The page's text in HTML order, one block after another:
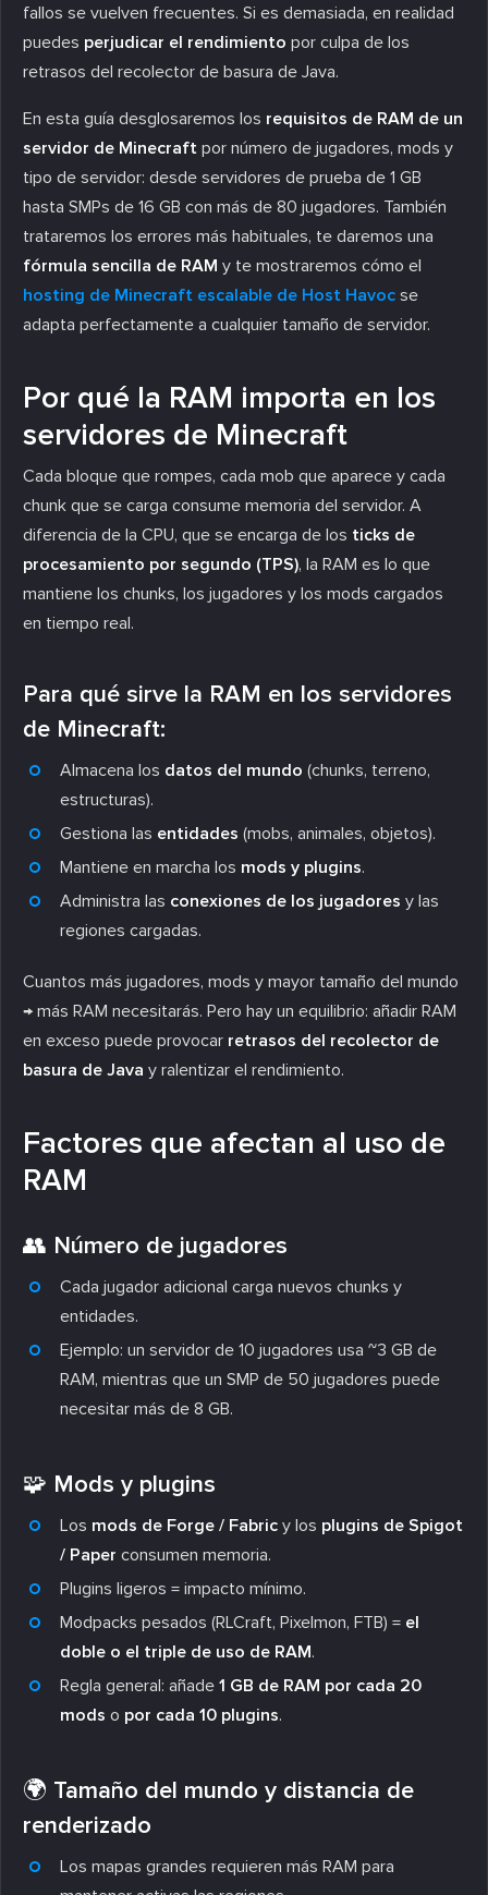
fallos se vuelven frecuentes. Si es demasiada, en realidad
puedes perjudicar el rendimiento por culpa de los
retrasos del recolector de basura de Java.
En esta guía desglosaremos los requisitos de RAM de un
servidor de Minecraft por número de jugadores, mods y
tipo de servidor: desde servidores de prueba de 1 GB
hasta SMPs de 16 GB con más de 80 jugadores. También
trataremos los errores más habituales, te daremos una
fórmula sencilla de RAM y te mostraremos cómo el
hosting de Minecraft escalable de Host Havoc se
adapta perfectamente a cualquier tamaño de servidor.
Por qué la RAM importa en los
servidores de Minecraft
Cada bloque que rompes, cada mob que aparece y cada
chunk que se carga consume memoria del servidor. A
diferencia de la CPU, que se encarga de los ticks de
procesamiento por segundo (TPS), la RAM es lo que
mantiene los chunks, los jugadores y los mods cargados
en tiempo real.
Para qué sirve la RAM en los servidores
de Minecraft:
Almacena los datos del mundo (chunks, terreno,
estructuras).
Gestiona las entidades (mobs, animales, objetos).
Mantiene en marcha los mods y plugins.
Administra las conexiones de los jugadores y las
regiones cargadas.
Cuantos más jugadores, mods y mayor tamaño del mundo
→ más RAM necesitarás. Pero hay un equilibrio: añadir RAM
en exceso puede provocar retrasos del recolector de
basura de Java y ralentizar el rendimiento.
Factores que afectan al uso de
RAM
👥 Número de jugadores
Cada jugador adicional carga nuevos chunks y
entidades.
Ejemplo: un servidor de 10 jugadores usa ~3 GB de
RAM, mientras que un SMP de 50 jugadores puede
necesitar más de 8 GB.
🧩 Mods y plugins
Los mods de Forge / Fabric y los plugins de Spigot
/ Paper consumen memoria.
Plugins ligeros = impacto mínimo.
Modpacks pesados (RLCraft, Pixelmon, FTB) = el
doble o el triple de uso de RAM.
Regla general: añade 1 GB de RAM por cada 20
mods o por cada 10 plugins.
🌍 Tamaño del mundo y distancia de
renderizado
Los mapas grandes requieren más RAM para